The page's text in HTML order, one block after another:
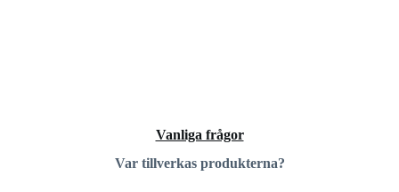
Vanliga frågor
Var tillverkas produkterna?